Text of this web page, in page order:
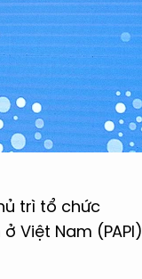
trì tổ chức
Việt Nam (PAPI)